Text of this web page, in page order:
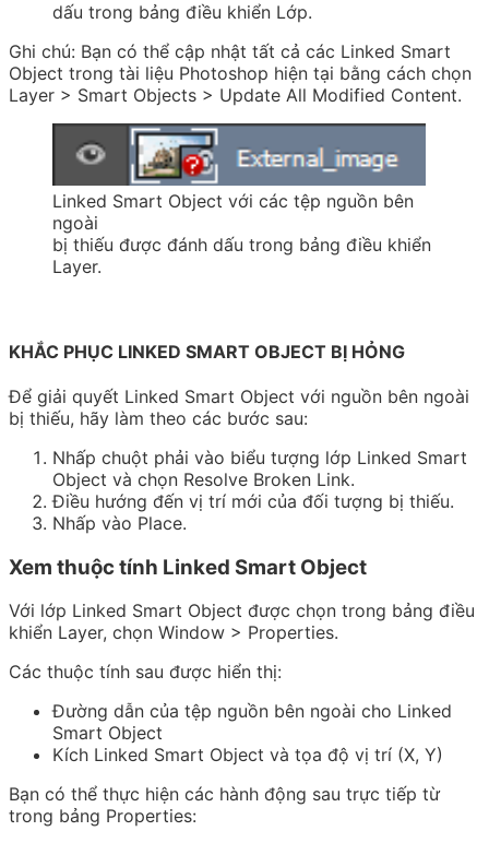
dấu trong bảng điều khiển Lớp.
Ghi chú: Bạn có thể cập nhật tất cả các Linked Smart
Object trong tài liệu Photoshop hiện tại bằng cách chọn
Layer > Smart Objects > Update All Modified Content.
Linked Smart Object với các tệp nguồn bên
ngoài
bị thiếu được đánh dấu trong bảng điều khiển
Layer.
KHẮC PHỤC LINKED SMART OBJECT BỊ HỎNG
Để giải quyết Linked Smart Object với nguồn bên ngoài
bị thiếu, hãy làm theo các bước sau:
Nhấp chuột phải vào biểu tượng lớp Linked Smart
Object và chọn Resolve Broken Link.
Điều hướng đến vị trí mới của đối tượng bị thiếu.
Nhấp vào Place.
Xem thuộc tính Linked Smart Object
Với lớp Linked Smart Object được chọn trong bảng điều
khiển Layer, chọn Window > Properties.
Các thuộc tính sau được hiển thị:
Đường dẫn của tệp nguồn bên ngoài cho Linked
Smart Object
Kích Linked Smart Object và tọa độ vị trí (X, Y)
Bạn có thể thực hiện các hành động sau trực tiếp từ
trong bảng Properties: